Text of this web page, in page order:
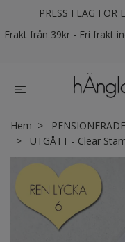
PRESS FLAG FOR
Frakt från 39kr - Fri frakt
Hem
UTGÅTT - Clear